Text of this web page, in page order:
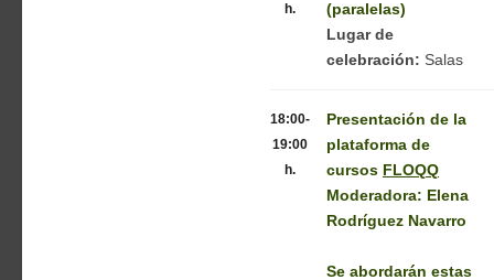
h.
(paralelas)
Lugar de
celebración: Salas
18:00-
19:00
h.
Presentación de la
plataforma de
cursos FLOQQ
Moderadora: Elena
Rodríguez Navarro
Se abordarán estas